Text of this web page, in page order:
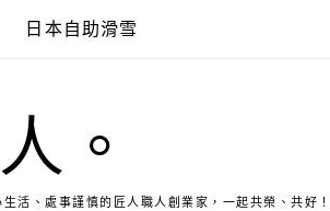
日本自助滑雪
。
活、處事謹慎的匠人職人創業家，一起共榮、共好！